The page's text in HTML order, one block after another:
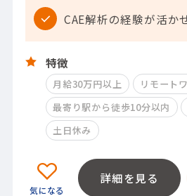
CAE解析の経験が活か
特徴
月給30万円以上
リモート
最寄り駅から徒歩10分以内
土日休み
詳細を見る